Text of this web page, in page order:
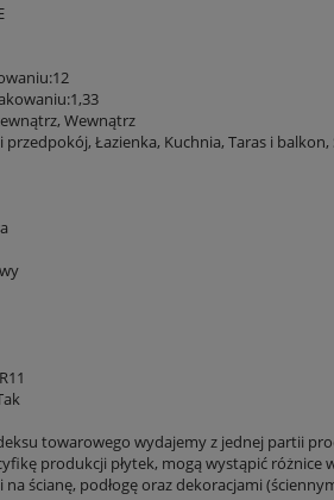
Wewnątrz
przedpokój, Łazienka, Kuchnia, Taras i balkon,
towarowego wydajemy z jednej partii
produkcji płytek, mogą wystąpić różnice
ścianę, podłogę oraz dekoracjami